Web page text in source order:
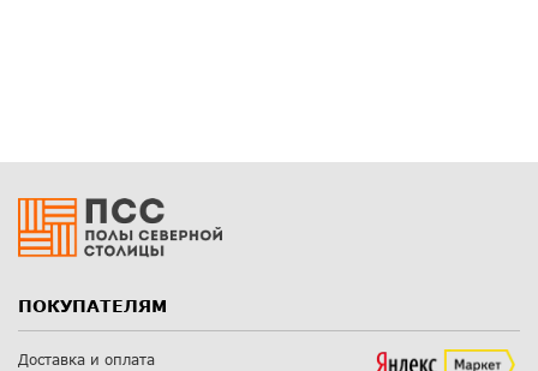
ПОКУПАТЕЛЯМ
Доставка и оплата